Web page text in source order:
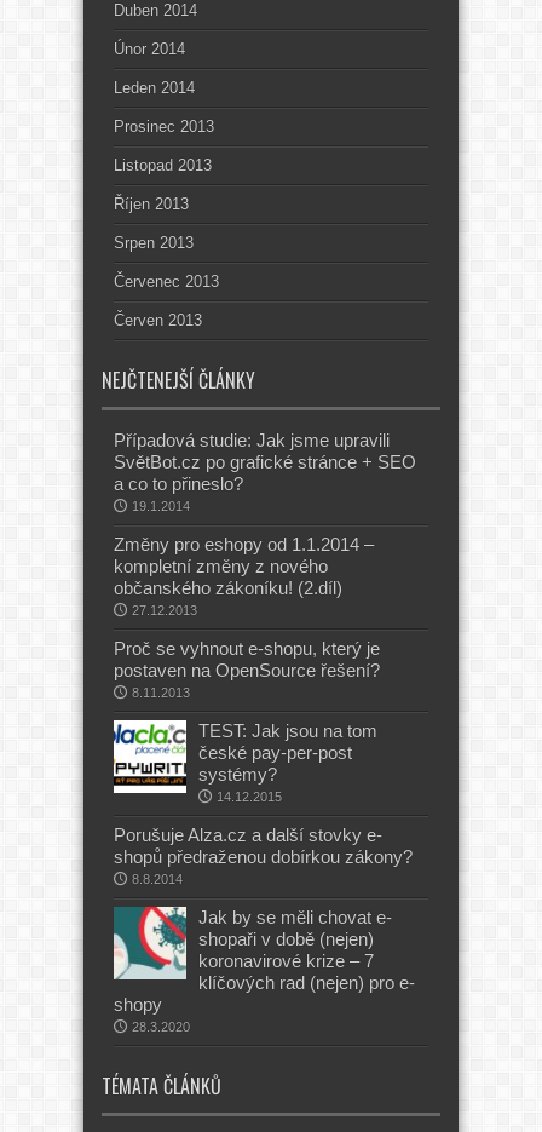
Duben 2014
Únor 2014
Leden 2014
Prosinec 2013
Listopad 2013
Říjen 2013
Srpen 2013
Červenec 2013
Červen 2013
NEJČTENEJŠÍ ČLÁNKY
Případová studie: Jak jsme upravili
SvětBot.cz po grafické stránce + SEO
a co to přineslo?
19.1.2014
Změny pro eshopy od 1.1.2014 –
kompletní změny z nového
občanského zákoníku! (2.díl)
27.12.2013
Proč se vyhnout e-shopu, který je
postaven na OpenSource řešení?
8.11.2013
TEST: Jak jsou na tom
české pay-per-post
systémy?
14.12.2015
Porušuje Alza.cz a další stovky e-
shopů předraženou dobírkou zákony?
8.8.2014
Jak by se měli chovat e-
shopaři v době (nejen)
koronavirové krize – 7
klíčových rad (nejen) pro e-
shopy
28.3.2020
TÉMATA ČLÁNKŮ